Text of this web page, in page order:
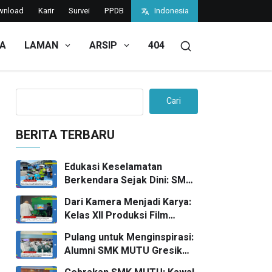
Karir Survei PPDB Indonesia
LAMAN ARSIP 404
Banggakan Sekolah, dan Ukir Prestasi di Tingkat
Cari
BERITA TERBARU
Edukasi Keselamatan
Berkendara Sejak Dini: SMK
Gelar Acara Safety Riding
Goes To School
Dari Kamera Menjadi Karya:
Kelas XII Produksi Film
Produk” bersama FPRO
Pulang untuk Menginspirasi:
Alumni SMK MUTU Gresik